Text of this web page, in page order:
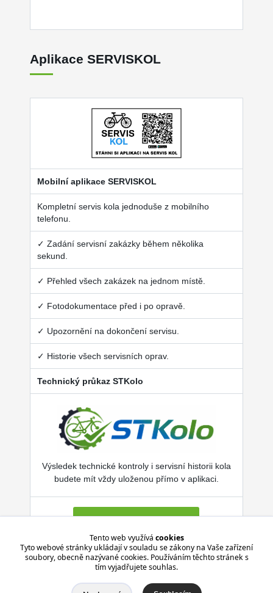
Aplikace SERVISKOL
Mobilní aplikace SERVISKOL
Kompletní servis kola jednoduše z mobilního
telefonu.
✓ Zadání servisní zakázky během několika
sekund.
✓ Přehled všech zakázek na jednom místě.
✓ Fotodokumentace před i po opravě.
✓ Upozornění na dokončení servisu.
✓ Historie všech servisních oprav.
Technický průkaz STKolo
Výsledek technické kontroly i servisní historii kola
budete mít vždy uloženou přímo v aplikaci.
Aplikace je zdarma pro Android i iPhone.
Tento web využívá cookies
Tyto webové stránky ukládají v souladu se zákony na Vaše zařízení
soubory, obecně nazývané cookies. Používáním těchto stránek s
tím vyjadřujete souhlas.